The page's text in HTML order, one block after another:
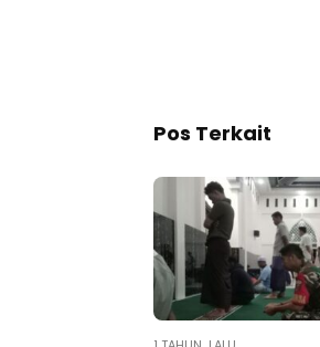
Pos Terkait